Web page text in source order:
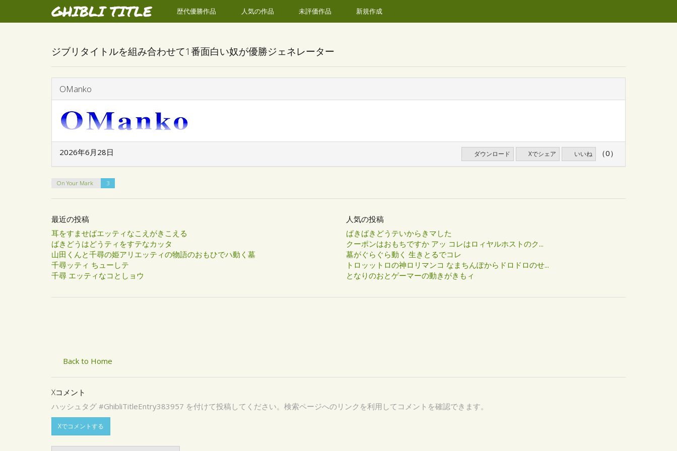
GHIBLI TITLE 歴代優勝作品 人気の作品 未評価作品 新規作成
ジブリタイトルを組み合わせて1番面白い奴が優勝ジェネレーター
OManko
2026年6月28日 ダウンロード Xでシェア いいね （0）
On Your Mark 3
最近の投稿
耳をすませばエッティなこえがきこえる
ばきどうはどうティをすテなカッタ
山田くんと千尋の姫アリエッティの物語のおもひでハ動く墓
千尋ッティ ちューしテ
千尋 エッティなコとしョウ
人気の投稿
ばきばきどうテいからきマした
クーポンはおもちですか アッ コレはロィヤルホストのク...
墓がぐらぐら動く 生きとるでコレ
トロッットロの神ロリマンコ なまちんぽからドロドロのせ...
となりのおとゲーマーの動きがきもィ
Back to Home
Xコメント
ハッシュタグ #GhibliTitleEntry383957 を付けて投稿してください。検索ページへのリンクを利用してコメントを確認できます。
Xでコメントする